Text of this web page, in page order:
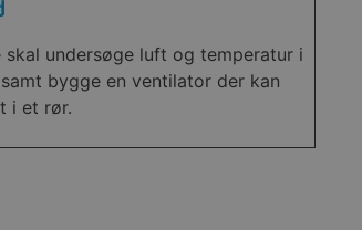
skal undersøge luft og temperatur i
bygge en ventilator der kan
i et rør.